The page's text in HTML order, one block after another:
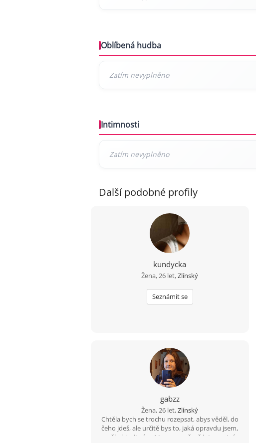
Oblíbená hudba
Intimnosti
Další podobné profily
kundycka
Žena, 26 let,Zlínský
Seznámit se
gabzz
Žena, 26 let,Zlínský
Chtěla bych se trochu rozepsat, abys věděl, do
čeho jdeš, ale určitě bys to, jaká opravdu jsem,
měl objevit sám :) Jsem poměrně introvertní